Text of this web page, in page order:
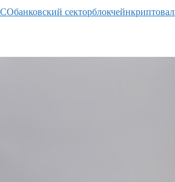
банковский секторблокчейн